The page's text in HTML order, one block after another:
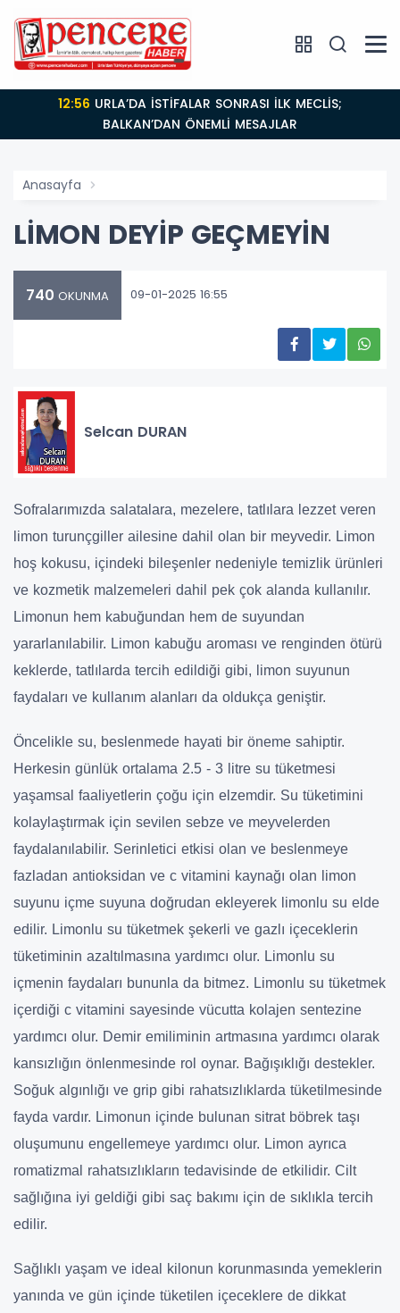
12:56
BALKAN’DAN ÖNEMLİ MESAJLAR
Anasayfa
LİMON DEYİP GEÇMEYİN
740 OKUNMA 09-01-2025 16:55
Selcan DURAN
Sofralarımızda salatalara, mezelere, tatlılara lezzet veren
limon turunçgiller ailesine dahil olan bir meyvedir. Limon
hoş kokusu, içindeki bileşenler nedeniyle temizlik ürünleri
ve kozmetik malzemeleri dahil pek çok alanda kullanılır.
Limonun hem kabuğundan hem de suyundan
yararlanılabilir. Limon kabuğu aroması ve renginden ötürü
keklerde, tatlılarda tercih edildiği gibi, limon suyunun
faydaları ve kullanım alanları da oldukça geniştir.
Öncelikle su, beslenmede hayati bir öneme sahiptir.
Herkesin günlük ortalama 2.5 - 3 litre su tüketmesi
yaşamsal faaliyetlerin çoğu için elzemdir. Su tüketimini
kolaylaştırmak için sevilen sebze ve meyvelerden
faydalanılabilir. Serinletici etkisi olan ve beslenmeye
fazladan antioksidan ve c vitamini kaynağı olan limon
suyunu içme suyuna doğrudan ekleyerek limonlu su elde
edilir. Limonlu su tüketmek şekerli ve gazlı içeceklerin
tüketiminin azaltılmasına yardımcı olur. Limonlu su
içmenin faydaları bununla da bitmez. Limonlu su tüketmek
içerdiği c vitamini sayesinde vücutta kolajen sentezine
yardımcı olur. Demir emiliminin artmasına yardımcı olarak
kansızlığın önlenmesinde rol oynar. Bağışıklığı destekler.
Soğuk algınlığı ve grip gibi rahatsızlıklarda tüketilmesinde
fayda vardır. Limonun içinde bulunan sitrat böbrek taşı
oluşumunu engellemeye yardımcı olur. Limon ayrıca
romatizmal rahatsızlıkların tedavisinde de etkilidir. Cilt
sağlığına iyi geldiği gibi saç bakımı için de sıklıkla tercih
edilir.
Sağlıklı yaşam ve ideal kilonun korunmasında yemeklerin
yanında ve gün içinde tüketilen içeceklere de dikkat